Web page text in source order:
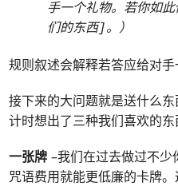
手一个礼物。若你如
们的东西]。）
规则叙述会解释若答应给对手
接下来的大问题就是送什么
计时想出了三种我们喜欢的东
一张牌 –我们在过去做过不
咒语费用就能更低廉的卡牌